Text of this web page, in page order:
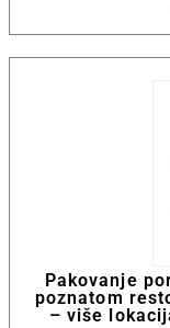
Pakovanje
poznatom
– više